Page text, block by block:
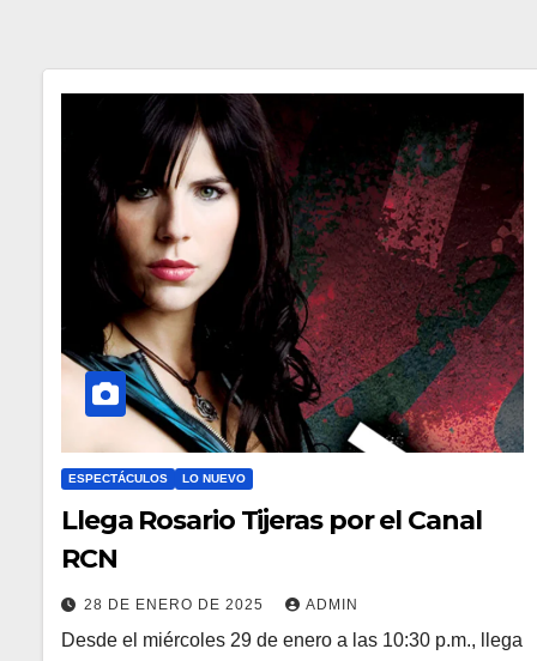
ESPECTÁCULOS LO NUEVO
Llega Rosario Tijeras por el Canal
RCN
28 DE ENERO DE 2025 ADMIN
Desde el miércoles 29 de enero a las 10:30 p.m., llega